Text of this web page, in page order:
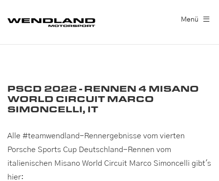
Menü
PSCD 2022 - RENNEN 4 MISANO
WORLD CIRCUIT MARCO
SIMONCELLI, IT
Alle #teamwendland-Rennergebnisse vom vierten
Porsche Sports Cup Deutschland-Rennen vom
italienischen Misano World Circuit Marco Simoncelli gibt's
hier: